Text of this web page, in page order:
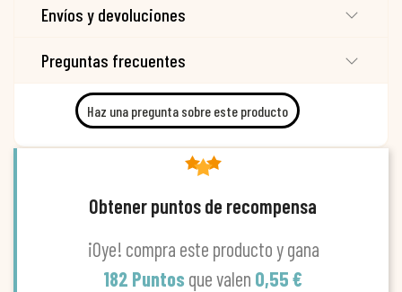
Envíos y devoluciones
Preguntas frecuentes
Haz una pregunta sobre este producto
Obtener puntos de recompensa
¡Oye! compra este producto y gana
182 Puntos que valen 0,55 €